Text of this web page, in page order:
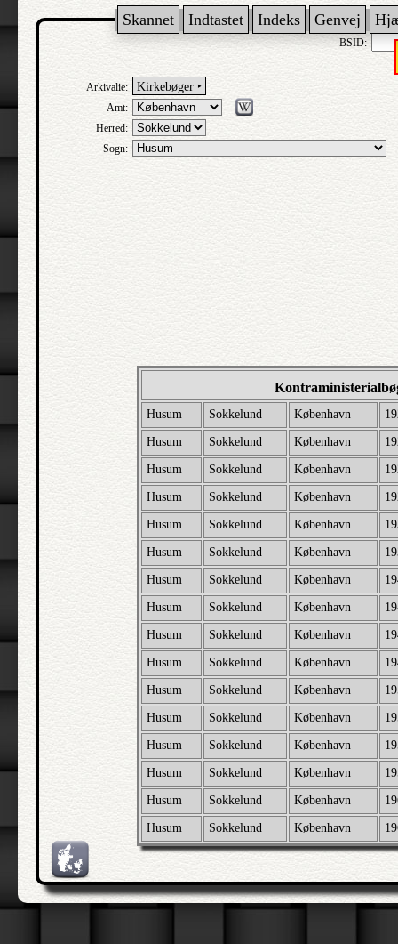
Skannet Indtastet Indeks Genvej
BSID:
Arkivalie: Kirkebøger ‣
Amt:
Herred:
Sogn:
Husum Sokkelund København
Husum Sokkelund København
Husum Sokkelund København
Husum Sokkelund København
Husum Sokkelund København
Husum Sokkelund København
Husum Sokkelund København
Husum Sokkelund København
Husum Sokkelund København
Husum Sokkelund København
Husum Sokkelund København
Husum Sokkelund København
Husum Sokkelund København
Husum Sokkelund København
Husum Sokkelund København
Husum Sokkelund København